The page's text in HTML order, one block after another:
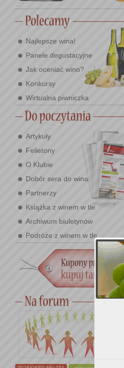
Najlepsze wina!
Panele degustacyjne
Jak oceniać wino?
Konkursy
Wirtualna piwniczka
Artykuły
Felietony
O Klubie
Dobór sera do wina
Partnerzy
Książka z winem w tle
Archiwum biuletynów
Podróże z winem w tle